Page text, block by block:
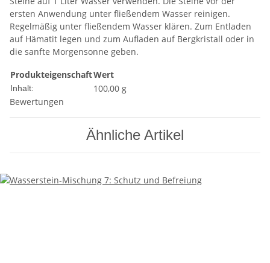
ersten Anwendung unter fließendem Wasser reinigen.
Regelmäßig unter fließendem Wasser klären. Zum Entladen
auf Hämatit legen und zum Aufladen auf Bergkristall oder in
die sanfte Morgensonne geben.
ProdukteigenschaftWert
Inhalt:
100,00 g
Bewertungen
Ähnliche Artikel